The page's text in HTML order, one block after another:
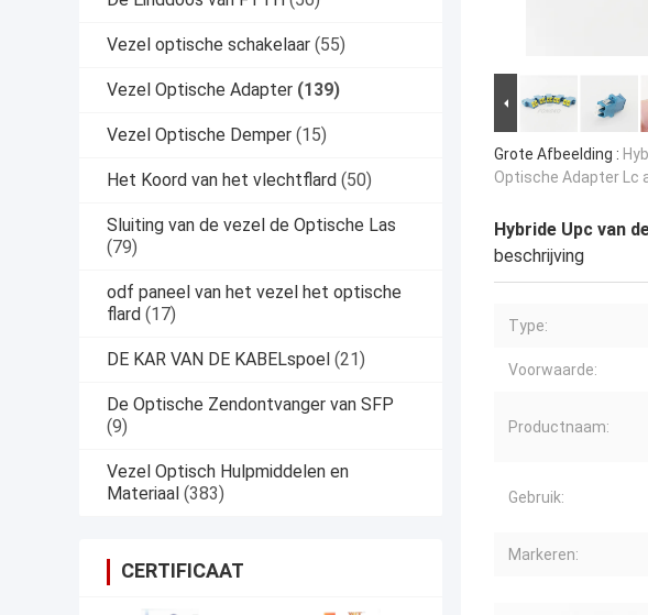
Vezel optische schakelaar (55)
Vezel Optische Adapter (139)
Vezel Optische Demper (15)
Het Koord van het vlechtflard (50)
Sluiting van de vezel de Optische Las
(79)
odf paneel van het vezel het optische
flard (17)
DE KAR VAN DE KABELspoel (21)
De Optische Zendontvanger van SFP
(9)
Vezel Optisch Hulpmiddelen en
Materiaal (383)
CERTIFICAAT
Grote Afbeelding :
Optische Adapter Lc
Hybride Upc van
beschrijving
Type:
Voorwaarde:
Productnaam:
Gebruik:
Markeren: